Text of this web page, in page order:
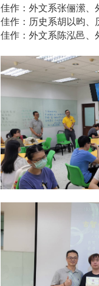
佳作：外文系张俪潆、
佳作：历史系胡以昀、
佳作：外文系陈泓邑、